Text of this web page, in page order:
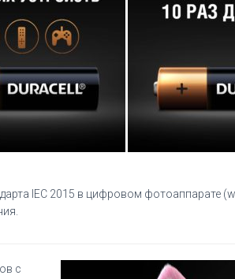
IEC 2015 в цифровом фотоаппарате
с